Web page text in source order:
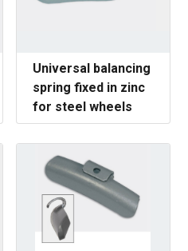
Universal balancing
spring fixed in zinc
for steel wheels